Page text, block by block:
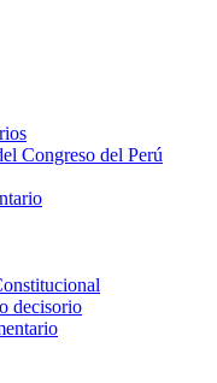
Congreso del Perú
decisorio